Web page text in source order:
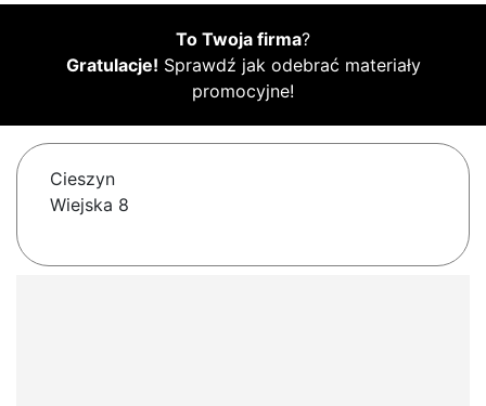
To Twoja firma?
Gratulacje! Sprawdź jak odebrać materiały
promocyjne!
Cieszyn
Wiejska 8